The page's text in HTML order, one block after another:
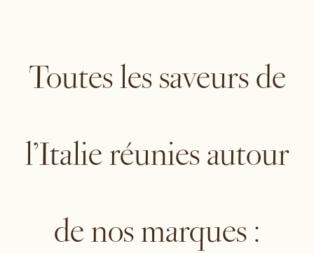
Toutes les saveurs de
l’Italie réunies autour
de nos marques :